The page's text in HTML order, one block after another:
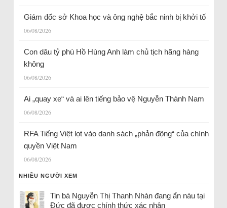
Giám đốc sở Khoa học và ông nghệ bắc ninh bị khởi tố
06/08/2026
Con dâu tỷ phú Hồ Hùng Anh làm chủ tịch hãng hàng
không
06/08/2026
Ai „quay xe“ và ai lên tiếng bảo vệ Nguyễn Thành Nam
06/08/2026
RFA Tiếng Việt lọt vào danh sách „phản động“ của chính
quyền Việt Nam
06/08/2026
NHIỀU NGƯỜI XEM
Tin bà Nguyễn Thị Thanh Nhàn đang ẩn náu tại
Đức đã được chính thức xác nhận